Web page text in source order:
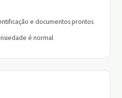
e documentos prontos
é normal